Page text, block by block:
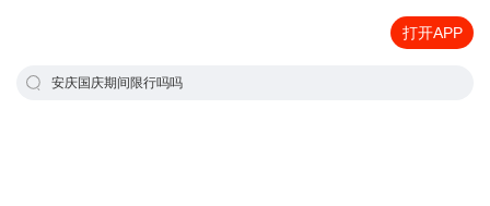
打开APP
安庆国庆期间限行吗吗